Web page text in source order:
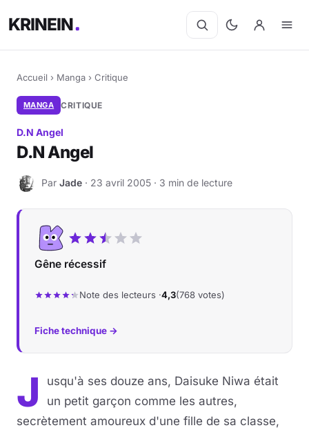
KRINEIN
Accueil › Manga › Critique
MANGA CRITIQUE
D.N Angel
D.N Angel
J Par Jade · 23 avril 2005 · 3 min de lecture
Gêne récessif
Note des lecteurs ·4,3(768 votes)
Fiche technique →
J
usqu'à ses douze ans, Daisuke Niwa était
un petit garçon comme les autres,
secrètement amoureux d'une fille de sa classe,